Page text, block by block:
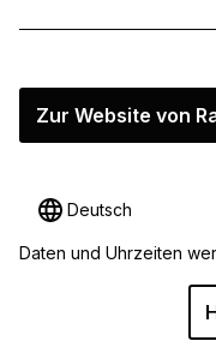
Zur Website von
Deutsch
Daten und Uhrzeiten